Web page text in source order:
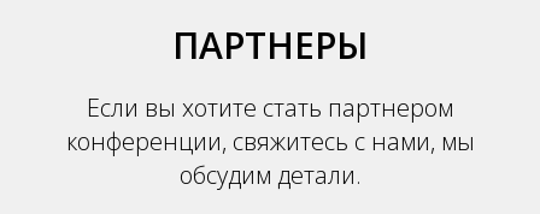
ПАРТНЕРЫ
Если вы хотите стать партнером
конференции, свяжитесь с нами, мы
обсудим детали.